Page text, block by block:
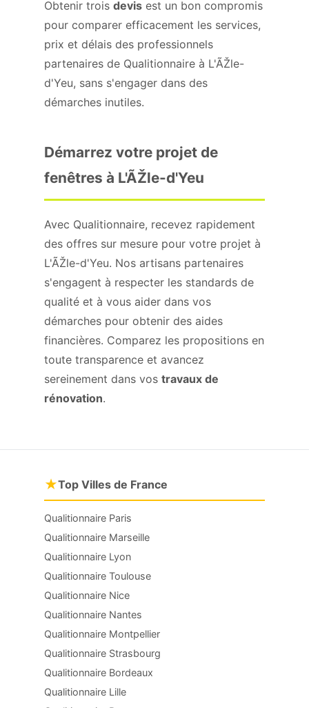
Obtenir trois devis est un bon compromis
pour comparer efficacement les services,
prix et délais des professionnels
partenaires de Qualitionnaire à L'ÃŽle-
d'Yeu, sans s'engager dans des
démarches inutiles.
Démarrez votre projet de
fenêtres à L'ÃŽle-d'Yeu
Avec Qualitionnaire, recevez rapidement
des offres sur mesure pour votre projet à
L'ÃŽle-d'Yeu. Nos artisans partenaires
s'engagent à respecter les standards de
qualité et à vous aider dans vos
démarches pour obtenir des aides
financières. Comparez les propositions en
toute transparence et avancez
sereinement dans vos travaux de
rénovation.
★Top Villes de France
Qualitionnaire Paris
Qualitionnaire Marseille
Qualitionnaire Lyon
Qualitionnaire Toulouse
Qualitionnaire Nice
Qualitionnaire Nantes
Qualitionnaire Montpellier
Qualitionnaire Strasbourg
Qualitionnaire Bordeaux
Qualitionnaire Lille